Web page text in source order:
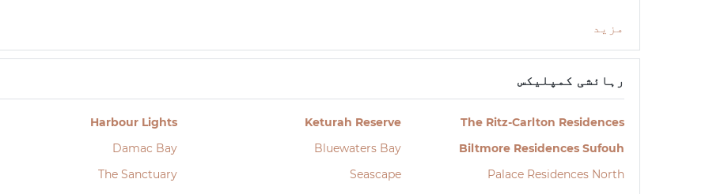
مزید
رہائشی کمپلیکس
The Ritz-Carlton Residences
Keturah Reserve
Harbour Lights
Biltmore Residences Sufouh
Bluewaters Bay
Damac Bay
Palace Residences North
Seascape
The Sanctuary